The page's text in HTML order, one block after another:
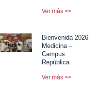
Ver más >>
Bienvenida 2026
Medicina –
Campus
República
Ver más >>